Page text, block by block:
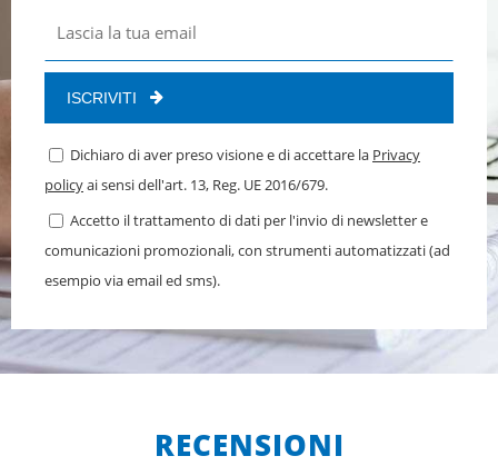
ISCRIVITI
Dichiaro di aver preso visione e di accettare la Privacy
policyai sensi dell'art. 13, Reg. UE 2016/679.
Accetto il trattamento di dati per l'invio di newsletter e
comunicazioni promozionali, con strumenti automatizzati (ad
esempio via email ed sms).
RECENSIONI